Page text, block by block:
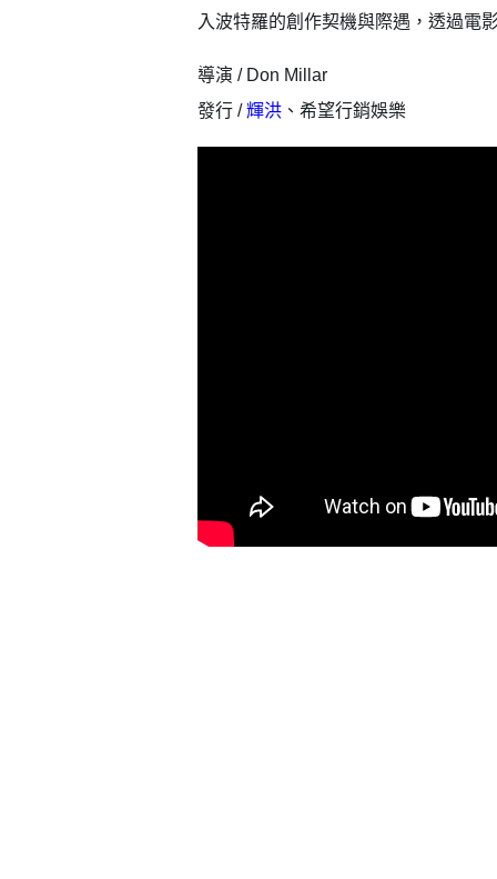
入波特羅的創作契機與際遇，透過電
導演 / Don Millar
發行 /輝洪、希望行銷娛樂